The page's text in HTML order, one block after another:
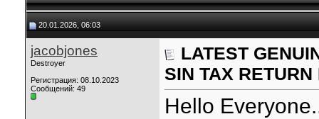
20.01.2026, 06:03
jacobjones
Destroyer
Регистрация: 08.10.2023
Сообщений: 49
LATEST
SIN TAX
Hello